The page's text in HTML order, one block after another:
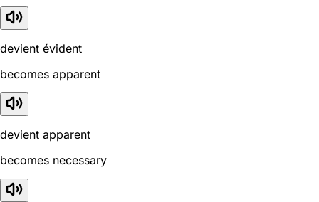
devient évident
becomes apparent
devient apparent
becomes necessary